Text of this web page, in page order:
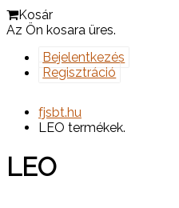
Kosár
Az Ön kosara üres.
Bejelentkezés
Regisztráció
fjsbt.hu
LEO termékek.
LEO